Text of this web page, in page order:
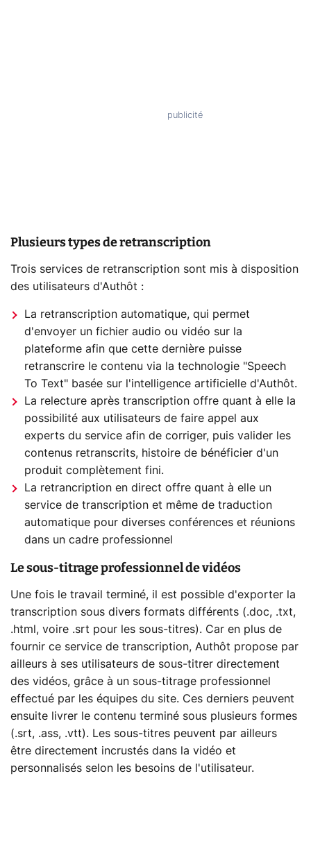
Plusieurs types de retranscription
Trois services de retranscription sont mis à disposition
des utilisateurs d'Authôt :
La retranscription automatique, qui permet
d'envoyer un fichier audio ou vidéo sur la
plateforme afin que cette dernière puisse
retranscrire le contenu via la technologie "Speech
To Text" basée sur l'intelligence artificielle d'Authôt.
La relecture après transcription offre quant à elle la
possibilité aux utilisateurs de faire appel aux
experts du service afin de corriger, puis valider les
contenus retranscrits, histoire de bénéficier d'un
produit complètement fini.
La retrancription en direct offre quant à elle un
service de transcription et même de traduction
automatique pour diverses conférences et réunions
dans un cadre professionnel
Le sous-titrage professionnel de vidéos
Une fois le travail terminé, il est possible d'exporter la
transcription sous divers formats différents (.doc, .txt,
.html, voire .srt pour les sous-titres). Car en plus de
fournir ce service de transcription, Authôt propose par
ailleurs à ses utilisateurs de sous-titrer directement
des vidéos, grâce à un sous-titrage professionnel
effectué par les équipes du site. Ces derniers peuvent
ensuite livrer le contenu terminé sous plusieurs formes
(.srt, .ass, .vtt). Les sous-titres peuvent par ailleurs
être directement incrustés dans la vidéo et
personnalisés selon les besoins de l'utilisateur.